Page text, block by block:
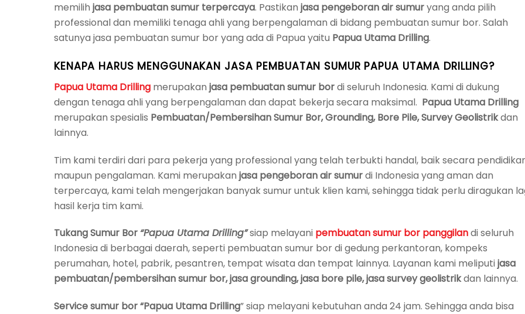
memilih jasa pembuatan sumur terpercaya. Pastikan jasa pengeboran air sumuryang anda pilih
professional dan memiliki tenaga ahli yang berpengalaman di bidang pembuatan sumur bor. Salah
satunya jasa pembuatan sumur bor yang ada di Papua yaitu Papua Utama Drilling.
KENAPA HARUS MENGGUNAKAN JASA PEMBUATAN SUMUR PAPUA UTAMA DRILLING?
Papua Utama Drilling merupakan jasa pembuatan sumur bordi seluruh Indonesia. Kami di dukung
dengan tenaga ahli yang berpengalaman dan dapat bekerja secara maksimal. Papua Utama Drilling
merupakan spesialis Pembuatan/Pembersihan Sumur Bor, Grounding, Bore Pile, Survey Geolistrikdan
lainnya.
Tim kami terdiri dari para pekerja yang professional yang telah terbukti handal, baik secara
maupun pengalaman. Kami merupakan jasa pengeboran air sumurdi Indonesia yang aman dan
terpercaya, kami telah mengerjakan banyak sumur untuk klien kami, sehingga tidak perlu diragukan
hasil kerja tim kami.
Tukang Sumur Bor“Papua Utama Drilling”siap melayani pembuatansumur bor panggilandi seluruh
Indonesia di berbagai daerah, seperti pembuatan sumur bor di gedung perkantoran, kompeks
perumahan, hotel, pabrik, pesantren, tempat wisata dan tempat lainnya. Layanan kami meliputijasa
pembuatan/pembersihan sumur bor, jasa grounding, jasa bore pile, jasa survey geolistrikdan lainnya.
Service sumur bor“Papua Utama Drilling” siap melayani kebutuhan anda 24 jam. Sehingga anda bisa